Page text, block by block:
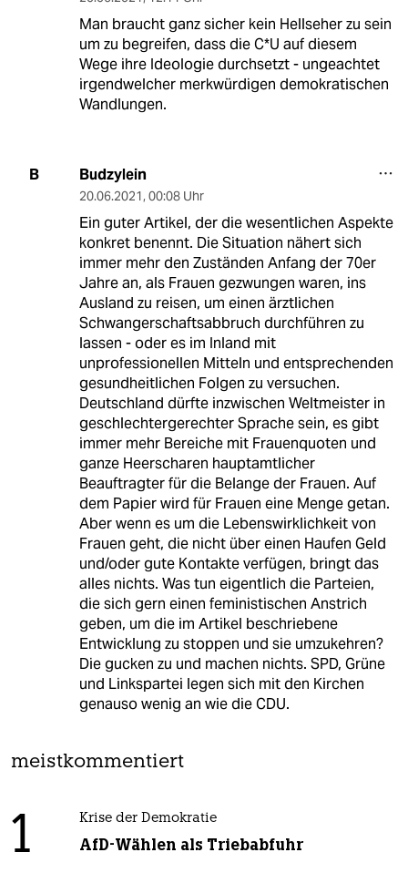
Man braucht ganz sicher kein Hellseher zu sein
um zu begreifen, dass die C*U auf diesem
Wege ihre Ideologie durchsetzt - ungeachtet
irgendwelcher merkwürdigen demokratischen
Wandlungen.
B Budzylein
20.06.2021, 00:08 Uhr
Ein guter Artikel, der die wesentlichen Aspekte
konkret benennt. Die Situation nähert sich
immer mehr den Zuständen Anfang der 70er
Jahre an, als Frauen gezwungen waren, ins
Ausland zu reisen, um einen ärztlichen
Schwangerschaftsabbruch durchführen zu
lassen - oder es im Inland mit
unprofessionellen Mitteln und entsprechenden
gesundheitlichen Folgen zu versuchen.
Deutschland dürfte inzwischen Weltmeister in
geschlechtergerechter Sprache sein, es gibt
immer mehr Bereiche mit Frauenquoten und
ganze Heerscharen hauptamtlicher
Beauftragter für die Belange der Frauen. Auf
dem Papier wird für Frauen eine Menge getan.
Aber wenn es um die Lebenswirklichkeit von
Frauen geht, die nicht über einen Haufen Geld
und/oder gute Kontakte verfügen, bringt das
alles nichts. Was tun eigentlich die Parteien,
die sich gern einen feministischen Anstrich
geben, um die im Artikel beschriebene
Entwicklung zu stoppen und sie umzukehren?
Die gucken zu und machen nichts. SPD, Grüne
und Linkspartei legen sich mit den Kirchen
genauso wenig an wie die CDU.
meistkommentiert
1 Krise der Demokratie
AfD-Wählen als Triebabfuhr